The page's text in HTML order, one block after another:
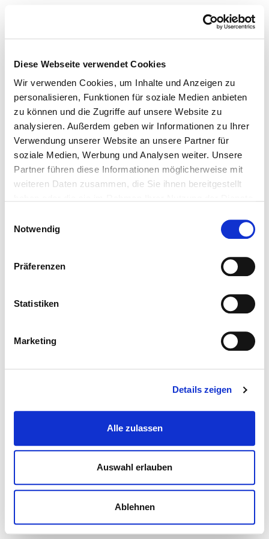
Diese Webseite verwendet Cookies
Wir verwenden Cookies, um Inhalte und Anzeigen zu
personalisieren, Funktionen für soziale Medien anbieten
zu können und die Zugriffe auf unsere Website zu
analysieren. Außerdem geben wir Informationen zu Ihrer
Verwendung unserer Website an unsere Partner für
soziale Medien, Werbung und Analysen weiter. Unsere
Partner führen diese Informationen möglicherweise mit
weiteren Daten zusammen, die Sie ihnen bereitgestellt
Notwendig
Präferenzen
Statistiken
Marketing
Details zeigen
Alle zulassen
Auswahl erlauben
Ablehnen